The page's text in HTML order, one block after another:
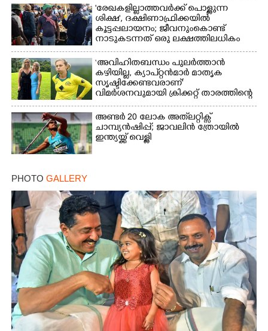
'രേഖകളില്ലാത്തവർക്ക് പൊള്ളുന്ന
ശിക്ഷ', ദക്ഷിണാഫ്രിക്കയിൽ
കൂട്ടപ്പലായനം; ജീവനുംകൊണ്ട്
നാടുകടന്നത് ഒരു ലക്ഷത്തിലധികം
പേർ
‘അവിഹിതബന്ധം പുലർത്താൻ
കഴിയില്ല,​ ക്യാപ്റ്റൻമാർ മാതൃക
സൃഷ്ടിക്കേണ്ടവരാണ്'
വിമർശനവുമായി ക്രിക്കറ്റ് താരത്തിന്റെ
ഭാര്യ
അണ്ടർ 20 ലോക അത്‌ലറ്റിക്സ്
ചാമ്പ്യൻഷിപ്പ്; ജാവലിൻ ത്രോയിൽ
ഇന്ത്യയ്ക്ക് വെള്ളി
PHOTO GALLERY